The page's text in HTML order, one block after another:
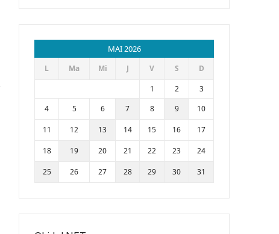
MAI 2026
L Ma Mi J V S
D
1
2
3
4
5 6 7 8 9 10
11 12 13 14 15 16 17
18 19 20 21 22 23 24
25 26 27 28 29 30 31